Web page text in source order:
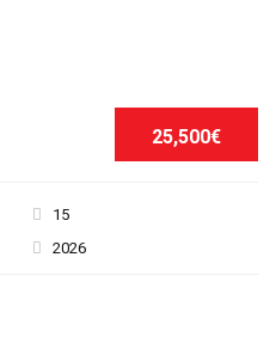
25,500€
15
2026